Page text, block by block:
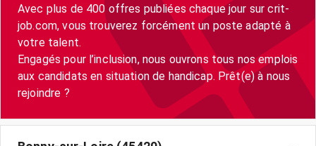
Avec plus de 400 offres publiées chaque jour sur crit-
job.com, vous trouverez forcément un poste adapté à
votre talent.
Engagés pour l’inclusion, nous ouvrons tous nos emplois
aux candidats en situation de handicap. Prêt(e) à nous